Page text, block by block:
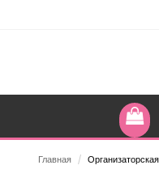
Главная / Организаторская